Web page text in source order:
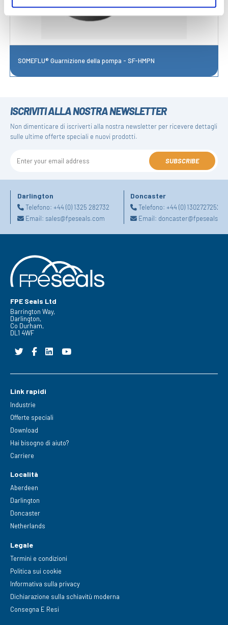
SOMEFLU® Guarnizione della pompa - SF-HMPN
ISCRIVITI ALLA NOSTRA NEWSLETTER
Non dimenticare di iscriverti alla nostra newsletter per ricevere dettagli
sulle ultime offerte speciali e nuovi prodotti.
SUBSCRIBE
Darlington
Telefono: +44 (0) 1325 282732
Email: sales@fpeseals.com
Doncaster
Telefono:+44 (0) 1302727252
Email:
FPE Seals Ltd
Barrington Way,
Darlington,
Co Durham,
DL1 4WF
Link rapidi
Industrie
Offerte speciali
Download
Hai bisogno di aiuto?
Carriere
Località
Aberdeen
Darlington
Doncaster
Netherlands
Legale
Termini e condizioni
Politica sui cookie
Informativa sulla privacy
Dichiarazione sulla schiavitù moderna
Consegna E Resi